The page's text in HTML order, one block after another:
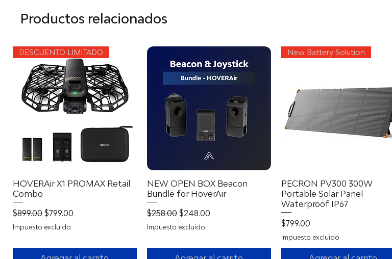
Productos relacionados
Vista rápida
DESCUENTO LIMITADO
HOVERAir X1 PROMAX Retail
Combo
Precio
$899.00 Precio de oferta
$799.00
Impuesto excluido
Vista rápida
NEW OPEN BOX Beacon
Bundle for HoverAir
Precio
$258.00 Precio de oferta
$248.00
Impuesto excluido
Vista rápida
New Battery Solution
PECRON PV300 300W
Portable Solar Panel
Waterproof IP67
Precio
$799.00
Impuesto excluido